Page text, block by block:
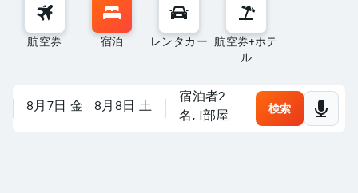
航空券 宿泊 レンタカー 航空券+ホテ
ル
場所、ホテルを検索、または
なんでも質問してください
旅行を計画しましょう
なんでも質問してください
8月7日 金
–
8月8日 土
宿泊者2
名, 1​部屋
検索